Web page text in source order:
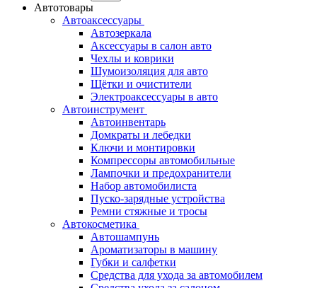
Автотовары
Автоаксессуары
Автозеркала
Аксессуары в салон авто
Чехлы и коврики
Шумоизоляция для авто
Щётки и очистители
Электроаксессуары в авто
Автоинструмент
Автоинвентарь
Домкраты и лебедки
Ключи и монтировки
Компрессоры автомобильные
Лампочки и предохранители
Набор автомобилиста
Пуско-зарядные устройства
Ремни стяжные и тросы
Автокосметика
Автошампунь
Ароматизаторы в машину
Губки и салфетки
Средства для ухода за автомобилем